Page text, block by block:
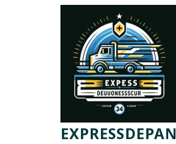
EXPRESSDEPAN